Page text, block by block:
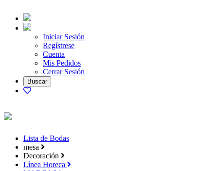
Iniciar Sesión
Regístrese
Cuenta
Mis Pedidos
Cerrar Sesión
Lista de Bodas
mesa
Decoración
Línea Horeca